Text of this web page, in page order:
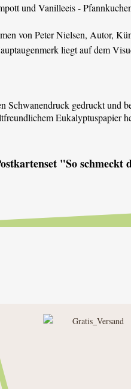
und Vanilleeis -
von Peter Nielsen, Autor,
liegt auf dem
Schwanendruck gedruckt und
Eukalyptuspapier
"So